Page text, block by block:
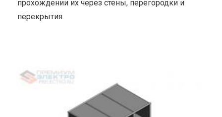
прохождении их через стены, перегородки и
перекрытия.